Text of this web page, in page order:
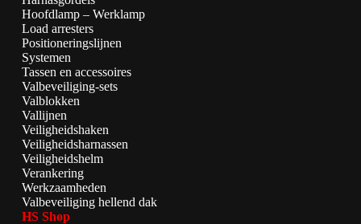
Hoofdlamp – Werklamp
Load arresters
Positioneringslijnen
Systemen
Tassen en accessoires
Valbeveiliging-sets
Valblokken
Vallijnen
Veiligheidshaken
Veiligheidsharnassen
Veiligheidshelm
Verankering
Werkzaamheden
Valbeveiliging hellend dak
HS Shop